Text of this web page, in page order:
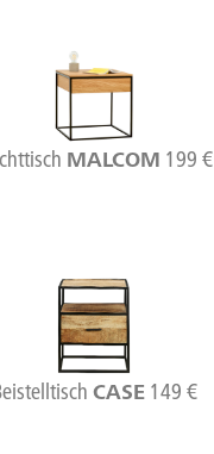
MALCOM 199 €
CASE149 €